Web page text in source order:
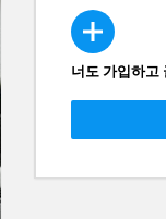
CREATE
너도 가입하고